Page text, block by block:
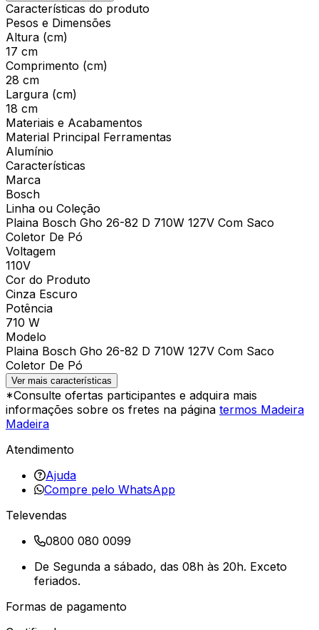
Características do produto
Pesos e Dimensões
Altura (cm)
17 cm
Comprimento (cm)
28 cm
Largura (cm)
18 cm
Materiais e Acabamentos
Material Principal Ferramentas
Alumínio
Características
Marca
Bosch
Linha ou Coleção
Plaina Bosch Gho 26-82 D 710W 127V Com Saco
Coletor De Pó
Voltagem
110V
Cor do Produto
Cinza Escuro
Potência
710 W
Modelo
Plaina Bosch Gho 26-82 D 710W 127V Com Saco
Coletor De Pó
Ver mais características
*Consulte ofertas participantes e adquira mais
informações sobre os fretes na página termos Madeira
Madeira
Atendimento
Ajuda
Compre pelo WhatsApp
Televendas
0800 080 0099
De Segunda a sábado, das 08h às 20h. Exceto
feriados.
Formas de pagamento